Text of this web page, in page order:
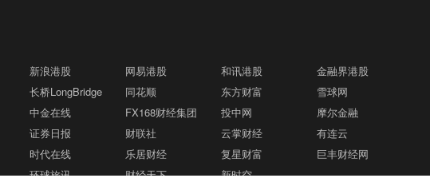
新浪港股 网易港股 和讯港股
金融界港股
长桥LongBridge 同花顺 东方财富
雪球网
中金在线 FX168财经集团 投中网
摩尔金融
证券日报 财联社 云掌财经
有连云
时代在线 乐居财经 复星财富
巨丰财经网
环球旅讯 财经天下 新时空